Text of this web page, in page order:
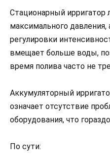
Стационарный ирригатор
максимального давления,
регулировки
вмещает больше воды,
время полива часто не
Аккумуляторный
означает отсутствие
оборудования, что
По сути: